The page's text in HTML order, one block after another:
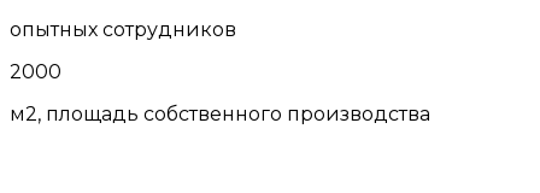
опытных сотрудников
2000
м2, площадь собственного производства